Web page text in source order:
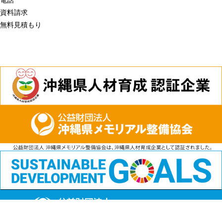
資料請求
無料見積もり